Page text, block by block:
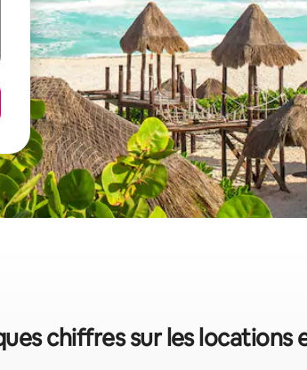
chiffres sur les locations